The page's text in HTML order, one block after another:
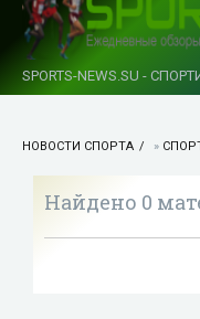
SPORTS-NEWS.SU -
НОВОСТИ СПОРТА »
Найдено 0